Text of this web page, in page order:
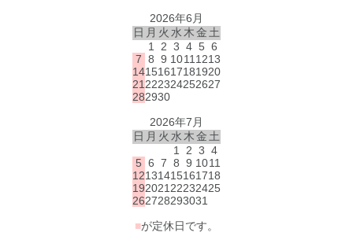
2026年6月
日 月 火 水 木金 土
1
2 3 4 5 6
7 8 9 1011 1213
14151617181920
21 222324252627
282930
2026年7月
日 月 火 水 木金 土
1
2 3 4
5 6 7 8 9 1011
12131415161718
192021 22232425
262728293031
■が定休日です。